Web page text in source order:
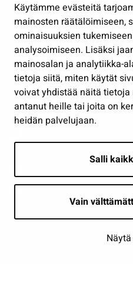
Käytämme evästeitä
mainosten räätälöimiseen,
ominaisuuksien
analysoimiseen. Lisäksi
mainosalan ja analytiikka-
tietoja siitä, miten käytät
voivat yhdistää näitä
antanut heille tai joita on
heidän palvelujaan.
Salli
Vain
Työ ja yrittäminen
Osallistu ja asioi
Näytä omat
Seuraa meitä